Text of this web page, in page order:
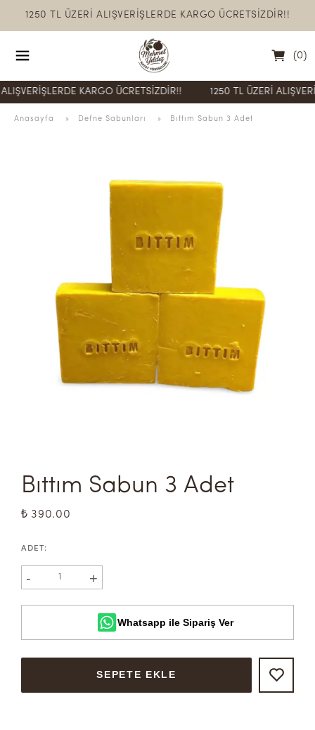
1250 TL ÜZERİ ALIŞVERİŞLERDE KARGO ÜCRETSİZDİR!!
(0)
KARGO ÜCRETSİZDİR!! 1250 TL ÜZERİ
Anasayfa » Defne Sabunları » Bıttım Sabun 3 Adet
Bıttım Sabun 3 Adet
₺ 390.00
ADET:
- 1 +
Whatsapp ile Sipariş Ver
SEPETE EKLE